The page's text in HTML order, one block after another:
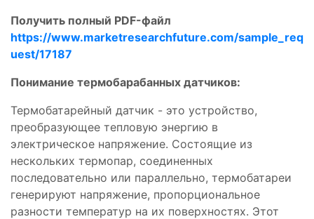
Получить полный PDF-файл
https://www.marketresearchfuture.com/sample_req
uest/17187
Понимание термобарабанных датчиков:
Термобатарейный датчик - это устройство,
преобразующее тепловую энергию в
электрическое напряжение. Состоящие из
нескольких термопар, соединенных
последовательно или параллельно, термобатареи
генерируют напряжение, пропорциональное
разности температур на их поверхностях. Этот